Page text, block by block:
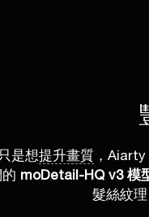
是想提升畫質，Aiarty
moDetail-HQ v3 模
髮絲紋